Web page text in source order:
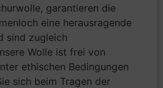
garantieren die
eine herausragende
sind zugleich
Wolle ist frei von
ethischen Bedingungen
sich beim Tragen der